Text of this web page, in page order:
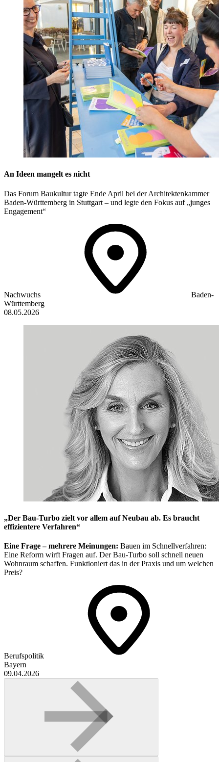
An Ideen mangelt es nicht
Das Forum Baukultur tagte Ende April bei der Architektenkammer
Baden-Württemberg in Stuttgart – und legte den Fokus auf „junges
Engagement“
Nachwuchs
Baden-
Württemberg
08.05.2026
„Der Bau-Turbo zielt vor allem auf Neubau ab. Es braucht
effizientere Verfahren“
Eine Frage – mehrere Meinungen: Bauen im Schnellverfahren:
Eine Reform wirft Fragen auf. Der Bau-Turbo soll schnell neuen
Wohnraum schaffen. Funktioniert das in der Praxis und um welchen
Preis?
Berufspolitik
Bayern
09.04.2026